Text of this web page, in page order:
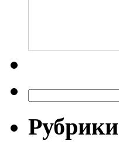
Рубрики